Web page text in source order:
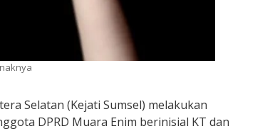
Selatan (Kejati Sumsel) melakukan
DPRD Muara Enim berinisial KT dan